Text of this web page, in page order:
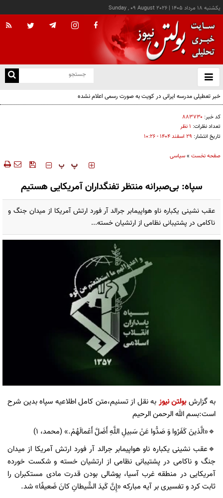
يکشنبه ۱۸ مرداد ۱۴۰۵ |
Sunday , 09 August 2026
باز
و
خبر تعطیلی مدرسه ایرانی در کویت به صورت رسمی اعلام نشده
کد خبر: ۸۸۳۷۳۰
تعداد نظرات: ۱ نظر
تاریخ انتشار: ۲۹ اسفند ۱۴۰۴ - ۱۰:۲۶
صفحه نخست »سیاسی
‍‍‍ پ پ
سپاه: بی‌صبرانه منتظر تفنگداران آمریکایی هستیم
عقب نشینی یکباره ناو هواپیمابر جرالد آر فورد ارتش آمریکا از میدان جنگ و
ناکامی در پشتیبانی نظامی از ارتشیان خسته...
به گزارشبولتن نیوز به نقل از تسنیم،متن کامل اطلاعیه سپاه بدین شرح
است:بسم الله الرحمن الرحیم
🔹«الَّذینَ کَفَرُوا وَ صَدُّوا عَنْ سَبیلِ اللَّهِ أَضَلَّ أَعْمالَهُمْ.» (محمد، ۱)
🔹عقب نشینی یکباره ناو هواپیمابر جرالد آر فورد ارتش آمریکا از میدان
جنگ و ناکامی در پشتیبانی نظامی از ارتشیان خسته و شکست خورده
آمریکایی در منطقه غرب آسیا، پوشالی بودن قدرت مادی مستکبران را
ثابت کرد و تفسیری بر آیه مبارکه «إِنَّ کَیدَ الشَّیطانِ کانَ ضَعیفًا» شد.